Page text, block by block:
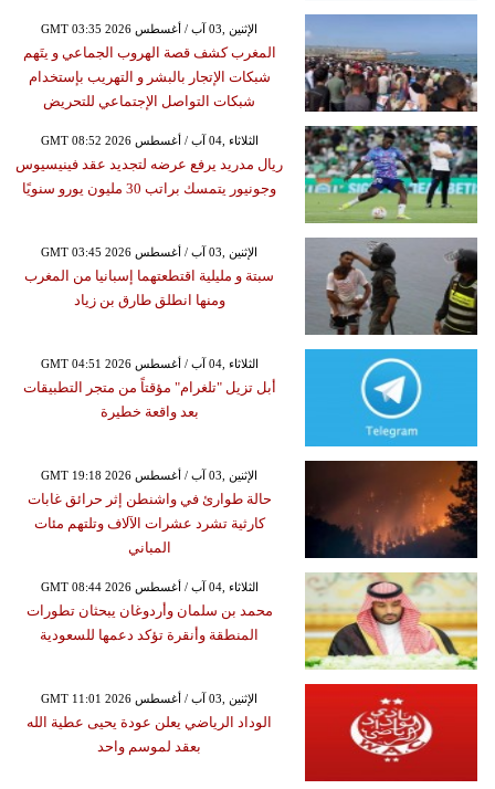
GMT 03:35 2026 الإثنين ,03 آب / أغسطس
المغرب كشف قصة الهروب الجماعي و يتَهم
شبكات الإتجار بالبشر و التهريب بإستخدام
شبكات التواصل الإجتماعي للتحريض
GMT 08:52 2026 الثلاثاء ,04 آب / أغسطس
ريال مدريد يرفع عرضه لتجديد عقد فينيسيوس
وجونيور يتمسك براتب 30 مليون يورو سنويًا
GMT 03:45 2026 الإثنين ,03 آب / أغسطس
سبتة و مليلية اقتطعتهما إسبانيا من المغرب
ومنها انطلق طارق بن زياد
GMT 04:51 2026 الثلاثاء ,04 آب / أغسطس
أبل تزيل "تلغرام" مؤقتاً من متجر التطبيقات
بعد واقعة خطيرة
GMT 19:18 2026 الإثنين ,03 آب / أغسطس
حالة طوارئ في واشنطن إثر حرائق غابات
كارثية تشرد عشرات الآلاف وتلتهم مئات
المباني
GMT 08:44 2026 الثلاثاء ,04 آب / أغسطس
محمد بن سلمان وأردوغان يبحثان تطورات
المنطقة وأنقرة تؤكد دعمها للسعودية
GMT 11:01 2026 الإثنين ,03 آب / أغسطس
الوداد الرياضي يعلن عودة يحيى عطية الله
بعقد لموسم واحد